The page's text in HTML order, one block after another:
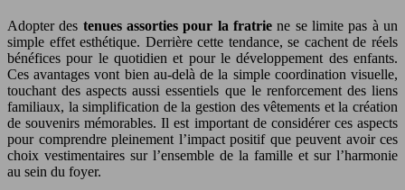
Adopter des tenues assorties pour la fratriene se limite pas à un
simple effet esthétique. Derrière cette tendance, se cachent de réels
bénéfices pour le quotidien et pour le développement des enfants.
Ces avantages vont bien au-delà de la simple coordination visuelle,
touchant des aspects aussi essentiels que le renforcement des liens
familiaux, la simplification de la gestion des vêtements et la création
de souvenirs mémorables. Il est important de considérer ces aspects
pour comprendre pleinement l’impact positif que peuvent avoir ces
choix vestimentaires sur l’ensemble de la famille et sur l’harmonie
au sein du foyer.